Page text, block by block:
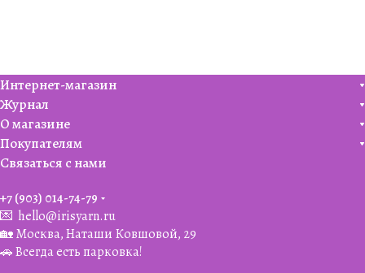
Интернет-магазин
Журнал
О магазине
Покупателям
Связаться с нами
+7 (903) 014-74-79‬
💌 hello@irisyarn.ru
🏡 Москва, Наташи Ковшовой, 29
🚗 Всегда есть парковка!